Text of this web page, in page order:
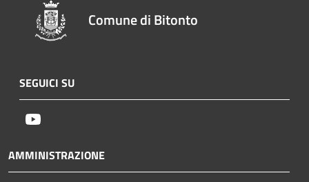
Comune di Bitonto
SEGUICI SU
AMMINISTRAZIONE